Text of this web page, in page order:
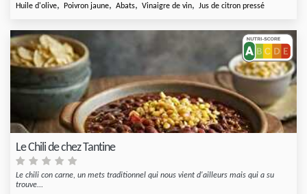
Huile d'olive, Poivron jaune, Abats, Vinaigre de vin, Jus de citron pressé
Le Chili de chez Tantine
Le chili con carne, un mets traditionnel qui nous vient d'ailleurs mais qui a su
trouve...